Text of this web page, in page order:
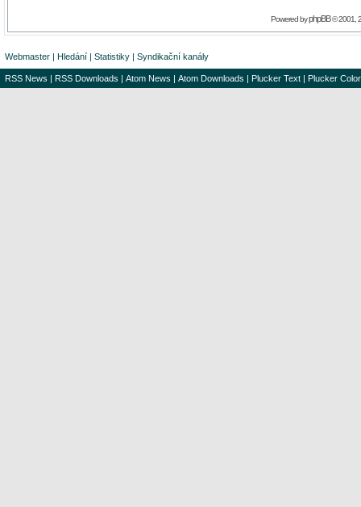
Powered byphpBB© 2001,
Webmaster | Hledání | Statistiky | Syndikační kanály
RSS News | RSS Downloads | Atom News | Atom Downloads | Plucker Text | Plucker Color